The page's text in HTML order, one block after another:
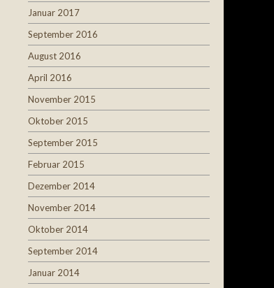
Januar 2017
September 2016
August 2016
April 2016
November 2015
Oktober 2015
September 2015
Februar 2015
Dezember 2014
November 2014
Oktober 2014
September 2014
Januar 2014